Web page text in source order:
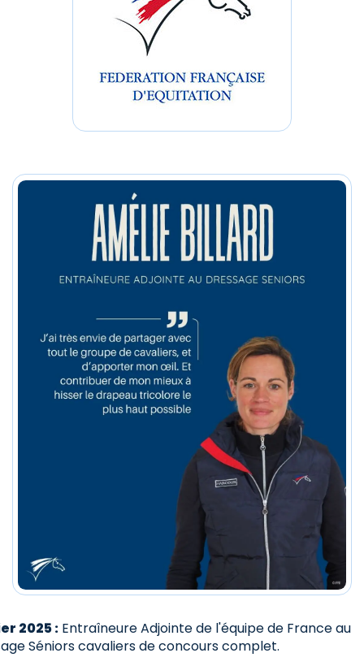
2025 :Entraîneure Adjointe de l'équipe de France au
Séniors cavaliers de concours complet.